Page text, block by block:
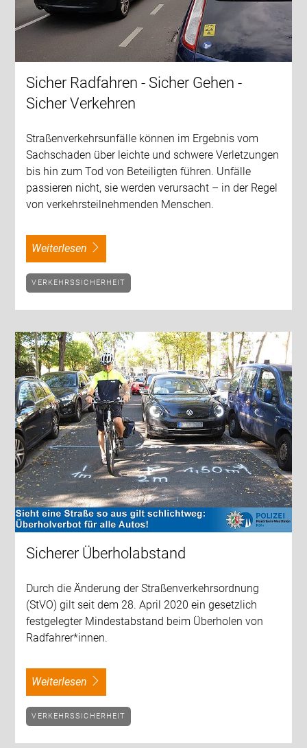
Sicher Radfahren - Sicher Gehen -
Sicher Verkehren
Straßenverkehrsunfälle können im Ergebnis vom
Sachschaden über leichte und schwere Verletzungen
bis hin zum Tod von Beteiligten führen. Unfälle
passieren nicht, sie werden verursacht – in der Regel
von verkehrsteilnehmenden Menschen.
weiterlesen
VERKEHRSSICHERHEIT
Sicherer Überholabstand
Durch die Änderung der Straßenverkehrsordnung
(StVO) gilt seit dem 28. April 2020 ein gesetzlich
festgelegter Mindestabstand beim Überholen von
Radfahrer*innen.
weiterlesen
VERKEHRSSICHERHEIT